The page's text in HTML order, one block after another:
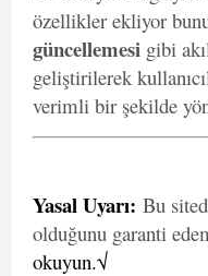
özellikler ekliyor
güncellemesi gibi
geliştirilerek
verimli bir şekilde
Yasal Uyarı: Bu
olduğunu garanti
okuyun.√